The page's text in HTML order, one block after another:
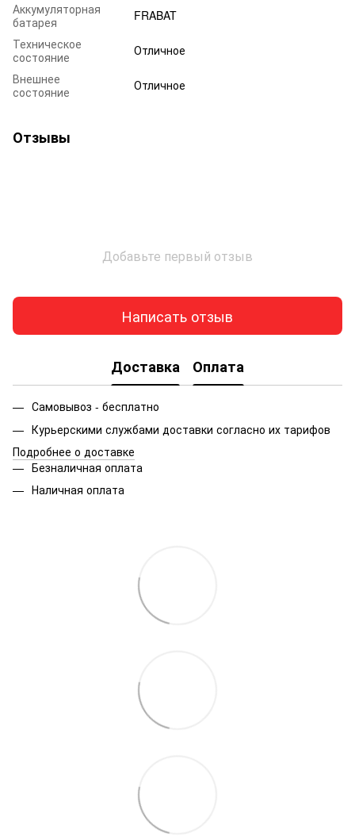
Аккумуляторная
батарея
FRABAT
Техническое
состояние
Отличное
Внешнее
состояние
Отличное
Отзывы
Добавьте первый отзыв
Написать отзыв
Доставка Оплата
Самовывоз - бесплатно
Курьерскими службами доставки согласно их тарифов
Подробнее о доставке
Безналичная оплата
Наличная оплата